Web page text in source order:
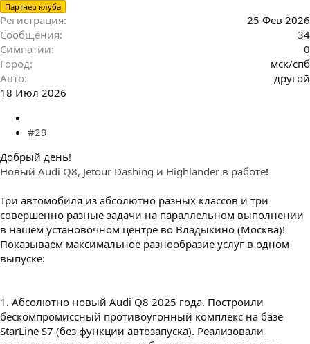
Партнер клуба
Регистрация
25 Фев 2026
Сообщения
34
Симпатии
0
Город
мск/спб
Авто
другой
18 Июл 2026
#29
Добрый день!
Новый Audi Q8, Jetour Dashing и Highlander в работе!
Три автомобиля из абсолютно разных классов и три
совершенно разные задачи на параллельном выполнении
в нашем установочном центре во Владыкино (Москва)!
Показываем максимальное разнообразие услуг в одном
выпуске:
1. Абсолютно новый Audi Q8 2025 года. Построили
бескомпромиссный противоугонный комплекс на базе
StarLine S7 (без функции автозапуска). Реализовали